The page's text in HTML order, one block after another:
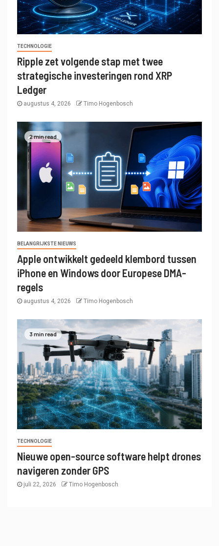
TECHNOLOGIE
Ripple zet volgende stap met twee
strategische investeringen rond XRP
Ledger
augustus 4, 2026 Timo Hogenbosch
2 min read
BELANGRIJKSTE NIEUWS
Apple ontwikkelt gedeeld klembord tussen
iPhone en Windows door Europese DMA-
regels
augustus 4, 2026 Timo Hogenbosch
3 min read
TECHNOLOGIE
Nieuwe open-source software helpt drones
navigeren zonder GPS
juli 22, 2026 Timo Hogenbosch